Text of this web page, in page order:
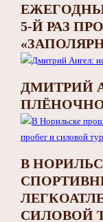
5-Й РАЗ
ДМИТРИЙ
В
СИЛОВОЙ